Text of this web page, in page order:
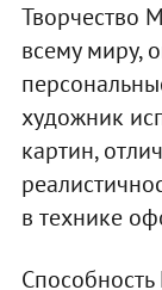
Творчество
всему миру,
художник
картин,
в технике